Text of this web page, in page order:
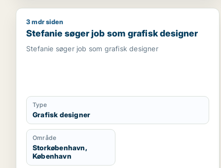
Stefanie søger job som grafisk designer
3 mdr siden
Stefanie søger job som grafisk designer
Stefanie søger job som grafisk designer
Type
Grafisk designer
Område
Storkøbenhavn,
København